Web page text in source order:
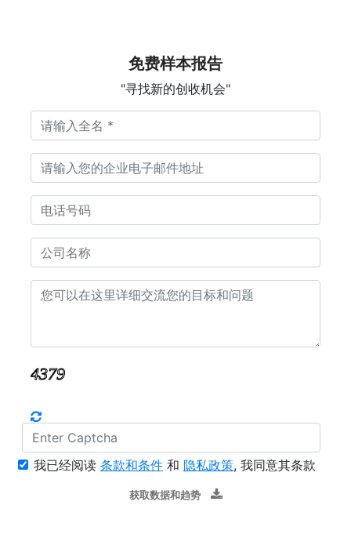
免费样本报告
"寻找新的创收机会"
我已经阅读 条款和条件 和 隐私政策, 我同意其条款
获取数据和趋势